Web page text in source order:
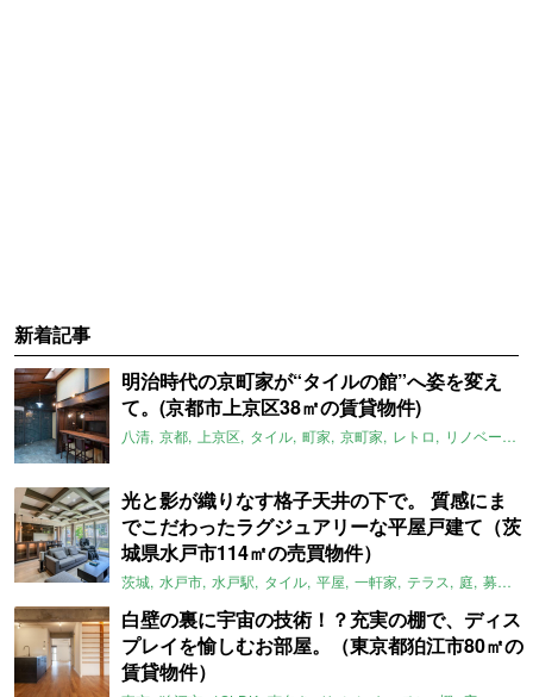
新着記事
明治時代の京町家が“タイルの館”へ姿を変え
て。(京都市上京区38㎡の賃貸物件)
八清 京都 上京区 タイル 町家 京町家 レトロ リノベーション
光と影が織りなす格子天井の下で。 質感にま
でこだわったラグジュアリーな平屋戸建て（茨
城県水戸市114㎡の売買物件）
茨城 水戸市 水戸駅 タイル 平屋 一軒家 テラス 庭 募集中
白壁の裏に宇宙の技術！？充実の棚で、ディス
プレイを愉しむお部屋。（東京都狛江市80㎡の
賃貸物件）